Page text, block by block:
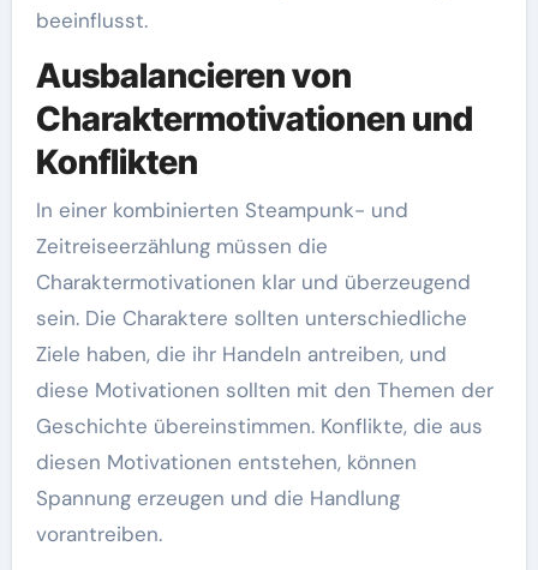
beeinflusst.
Ausbalancieren von
Charaktermotivationen und
Konflikten
In einer kombinierten Steampunk- und
Zeitreiseerzählung müssen die
Charaktermotivationen klar und überzeugend
sein. Die Charaktere sollten unterschiedliche
Ziele haben, die ihr Handeln antreiben, und
diese Motivationen sollten mit den Themen der
Geschichte übereinstimmen. Konflikte, die aus
diesen Motivationen entstehen, können
Spannung erzeugen und die Handlung
vorantreiben.